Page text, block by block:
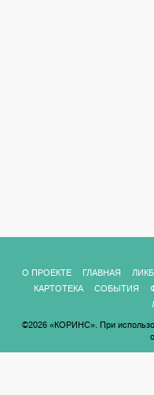
О ПРОЕКТЕ ГЛАВНАЯ
КАРТОТЕКА
СОБЫТИЯ
©2026 «КОРИНС». При